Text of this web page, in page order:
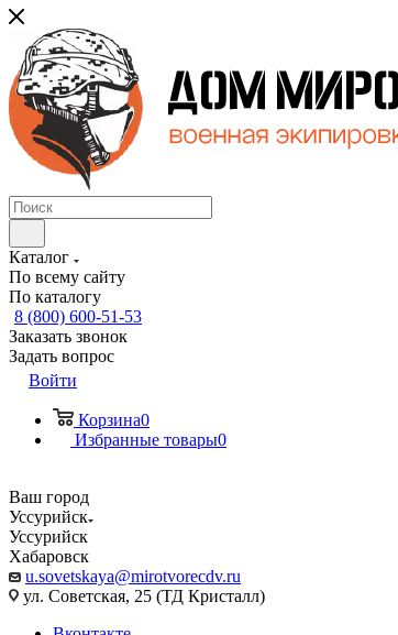
Каталог
По всему сайту
По каталогу
8 (800) 600-51-53
Заказать звонок
Задать вопрос
Войти
Корзина0
Избранные товары0
Ваш город
Уссурийск
Уссурийск
Хабаровск
u.sovetskaya@mirotvorecdv.ru
ул. Советская, 25 (ТД Кристалл)